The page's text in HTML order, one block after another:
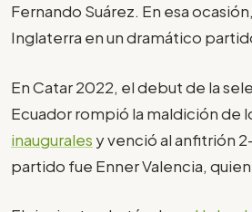
Fernando Suárez. En esa
Inglaterra en un dramático
En Catar 2022, el debut de la
Ecuador rompió la maldición de
inaugurales y venció al anfitrión
partido fue Enner Valencia,